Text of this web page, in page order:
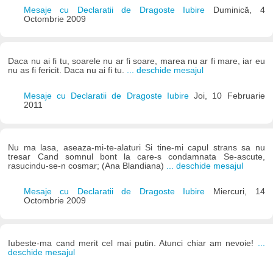
Mesaje cu Declaratii de Dragoste Iubire Duminică, 4
Octombrie 2009
Daca nu ai fi tu, soarele nu ar fi soare, marea nu ar fi mare, iar eu
nu as fi fericit. Daca nu ai fi tu. ... deschide mesajul
Mesaje cu Declaratii de Dragoste IubireJoi, 10 Februarie
2011
Nu ma lasa, aseaza-mi-te-alaturi Si tine-mi capul strans sa nu
tresar Cand somnul bont la care-s condamnata Se-ascute,
rasucindu-se-n cosmar; (Ana Blandiana)
... deschide mesajul
Mesaje cu Declaratii de Dragoste Iubire
Miercuri, 14
Octombrie 2009
Iubeste-ma cand merit cel mai putin. Atunci chiar am nevoie!
deschide mesajul